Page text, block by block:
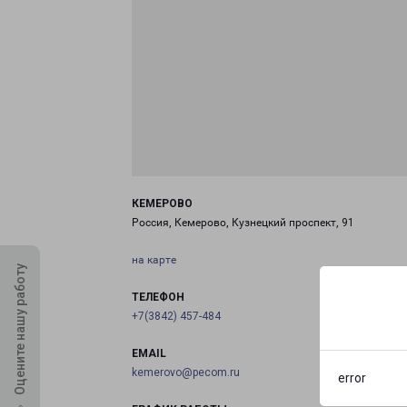
error
Оцените нашу работу
КЕМЕРОВО
Россия, Кемерово, Кузнецкий проспект, 91
на карте
ТЕЛЕФОН
+7(3842) 457-484
EMAIL
kemerovo@pecom.ru